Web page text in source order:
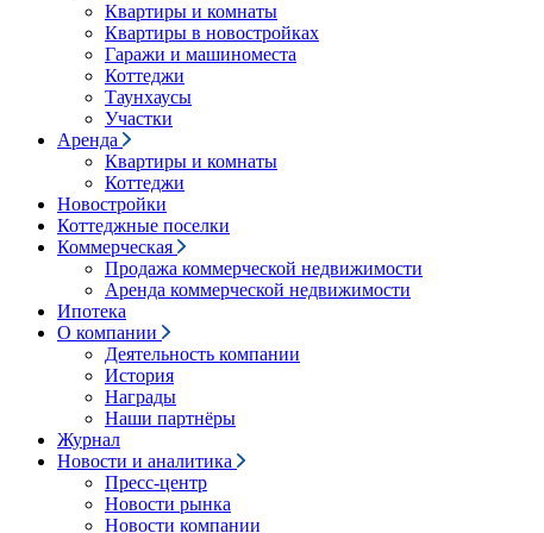
Квартиры и комнаты
Квартиры в новостройках
Гаражи и машиноместа
Коттеджи
Таунхаусы
Участки
Аренда
Квартиры и комнаты
Коттеджи
Новостройки
Коттеджные поселки
Коммерческая
Продажа коммерческой недвижимости
Аренда коммерческой недвижимости
Ипотека
О компании
Деятельность компании
История
Награды
Наши партнёры
Журнал
Новости и аналитика
Пресс-центр
Новости рынка
Новости компании